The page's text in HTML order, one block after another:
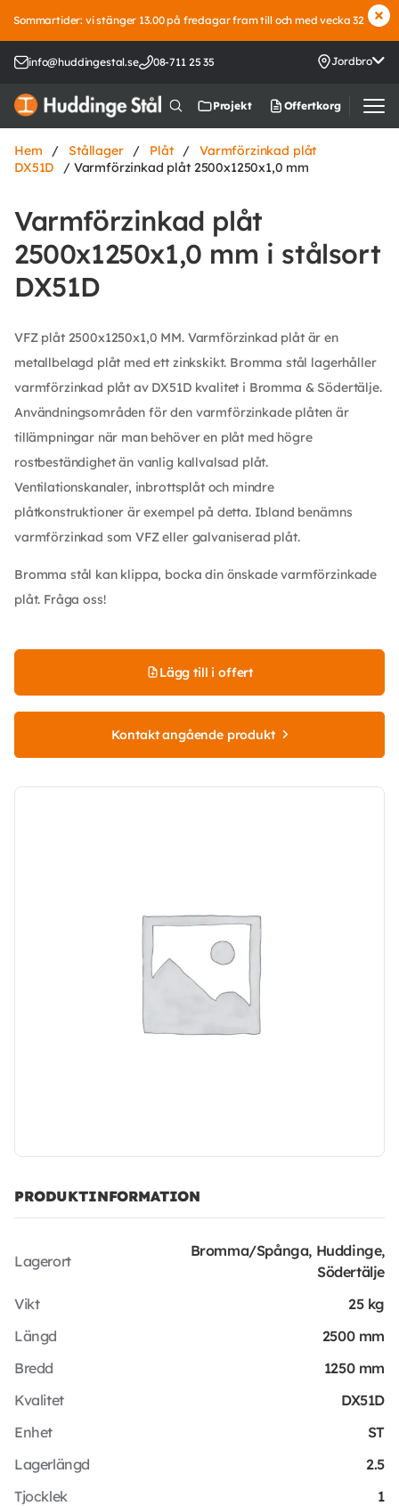
Sommartider: vi stänger 13.00 på fredagar fram till och med vecka 32
info@huddingestal.se 08-711 25 35 Jordbro
Projekt Offertkorg
Hem / Stållager / Plåt /
Varmförzinkad plåt
DX51D
/ Varmförzinkad plåt 2500x1250x1,0 mm
Varmförzinkad plåt
2500x1250x1,0 mm i stålsort
DX51D
VFZ plåt 2500x1250x1,0 MM. Varmförzinkad plåt är en
metallbelagd plåt med ett zinkskikt. Bromma stål lagerhåller
varmförzinkad plåt av DX51D kvalitet i Bromma & Södertälje.
Användningsområden för den varmförzinkade plåten är
tillämpningar när man behöver en plåt med högre
rostbeständighet än vanlig kallvalsad plåt.
Ventilationskanaler, inbrottsplåt och mindre
plåtkonstruktioner är exempel på detta. Ibland benämns
varmförzinkad som VFZ eller galvaniserad plåt.
Bromma stål kan klippa, bocka din önskade varmförzinkade
plåt. Fråga oss!
Lägg till i offert
Kontakt angående produkt
PRODUKTINFORMATION
Lagerort
Bromma/Spånga, Huddinge,
Södertälje
Vikt
25 kg
Längd
2500 mm
Bredd
1250 mm
Kvalitet
DX51D
Enhet
ST
Lagerlängd
2.5
Tjocklek
1